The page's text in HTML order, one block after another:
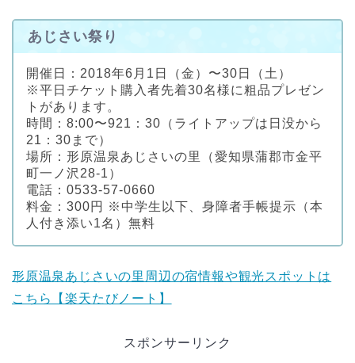
あじさい祭り
開催日：2018年6月1日（金）〜30日（土）
※平日チケット購入者先着30名様に粗品プレゼン
トがあります。
時間：8:00〜921：30（ライトアップは日没から
21：30まで）
場所：形原温泉あじさいの里（愛知県蒲郡市金平
町一ノ沢28-1）
電話：0533-57-0660
料金：300円 ※中学生以下、身障者手帳提示（本
人付き添い1名）無料
形原温泉あじさいの里周辺の宿情報や観光スポットは
こちら【楽天たびノート】
スポンサーリンク